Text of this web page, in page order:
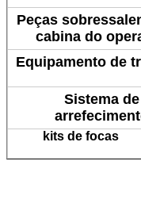
Peças
cabina do
Equipamento de
Sistema de
kits de focas